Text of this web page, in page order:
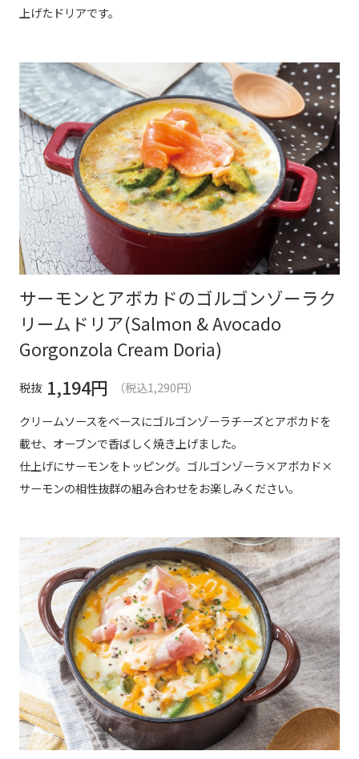
上げたドリアです。
サーモンとアボカドのゴルゴンゾーラク
リームドリア(Salmon & Avocado
Gorgonzola Cream Doria)
税抜 1,194円
（税込1,290円）
クリームソースをベースにゴルゴンゾーラチーズとアボカドを
載せ、オーブンで香ばしく焼き上げました。
仕上げにサーモンをトッピング。ゴルゴンゾーラ×アボカド×
サーモンの相性抜群の組み合わせをお楽しみください。